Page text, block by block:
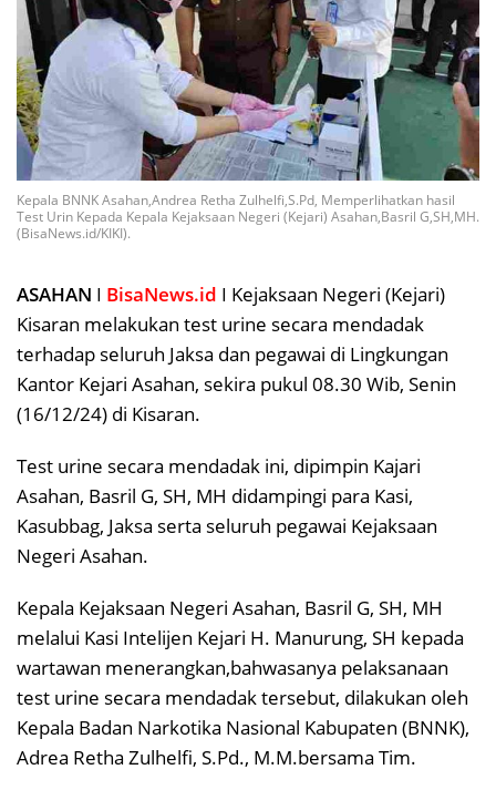
Kepala BNNK Asahan,Andrea Retha Zulhelfi,S.Pd, Memperlihatkan hasil
Test Urin Kepada Kepala Kejaksaan Negeri (Kejari) Asahan,Basril G,SH,MH.
(BisaNews.id/KIKI).
ASAHAN I BisaNews.id I Kejaksaan Negeri (Kejari)
Kisaran melakukan test urine secara mendadak
terhadap seluruh Jaksa dan pegawai di Lingkungan
Kantor Kejari Asahan, sekira pukul 08.30 Wib, Senin
(16/12/24) di Kisaran.
Test urine secara mendadak ini, dipimpin Kajari
Asahan, Basril G, SH, MH didampingi para Kasi,
Kasubbag, Jaksa serta seluruh pegawai Kejaksaan
Negeri Asahan.
Kepala Kejaksaan Negeri Asahan, Basril G, SH, MH
melalui Kasi Intelijen Kejari H. Manurung, SH kepada
wartawan menerangkan,bahwasanya pelaksanaan
test urine secara mendadak tersebut, dilakukan oleh
Kepala Badan Narkotika Nasional Kabupaten (BNNK),
Adrea Retha Zulhelfi, S.Pd., M.M.bersama Tim.